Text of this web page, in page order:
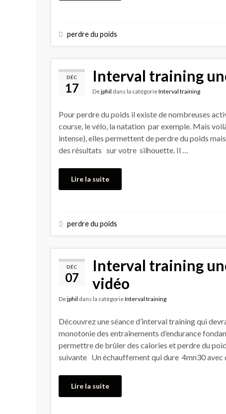
perdre du poids
DÉC
17
Interval training
Dejphil dans la catégorieInterval training
Pour perdre du poids il existe de nombreuses
course, le vélo, la natation par exemple. Mais
intense), elles permettent de perdre du poids
des résultats sur votre silhouette. Il …
Lire la suite
perdre du poids
DÉC
07
Interval training
vidéo
Dejphil dans la catégorieInterval training
Découvrez une séance d’interval training qui
monotonie des entraînements d’endurance
permettre de brûler des calories et perdre du
suivante Un échauffement qui dure 4mn30 avec
Lire la suite